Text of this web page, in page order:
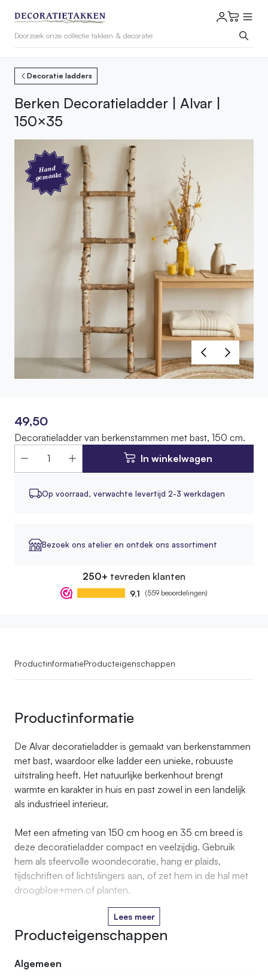
Decoratie ladders
Berken Decoratieladder | Alvar |
150×35
Hand
gemaakt
49,50
Decoratieladder van berkenstammen met bast, 150 cm.
In winkelwagen
Op voorraad, verwachte levertijd 2-3 werkdagen
Bezoek ons atelier en ontdek ons assortiment
250+ tevreden klanten
9,1 (559 beoordelingen)
ProductinformatieProducteigenschappen
Productinformatie
De Alvar decoratieladder is gemaakt van berkenstammen
met bast, waardoor elke ladder een unieke, robuuste
uitstraling heeft. Het natuurlijke berkenhout brengt
warmte en karakter in huis en past zowel in een landelijk
als industrieel interieur.
Met een afmeting van 150 cm hoog en 35 cm breed is
deze decoratieladder compact en veelzijdig. Gebruik
hem als sfeervolle woondecoratie, hang er plaids,
tijdschriften of lichtslingers aan, of zet hem in de hal met
droogbloe+men of planten.
Lees meer
Producteigenschappen
Algemeen